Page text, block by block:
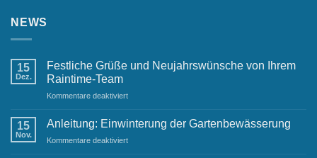
NEWS
15
Dez.
Festliche Grüße und Neujahrswünsche von Ihrem
Raintime-Team
Kommentare deaktiviertfür
Grüße
Neujahrswünsche
15
Nov.
Anleitung: Einwinterung der Gartenbewässerung
Kommentare deaktiviertfür